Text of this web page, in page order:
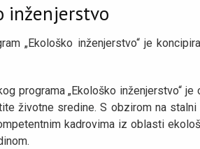
inženjerstvo
„Ekološko inženjerstvo“ je
programa „Ekološko inženjerstvo“
životne sredine. S obzirom na
kadrovima iz oblasti